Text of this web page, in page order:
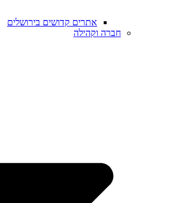
אתרים קדושים בירושלים
חברה וקהילה